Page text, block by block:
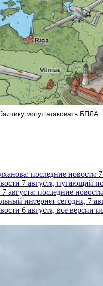
могут атаковать БПЛА
последние новости
7 августа, пугающий
августа: последние
интернет сегодня, 7
6 августа, все версии